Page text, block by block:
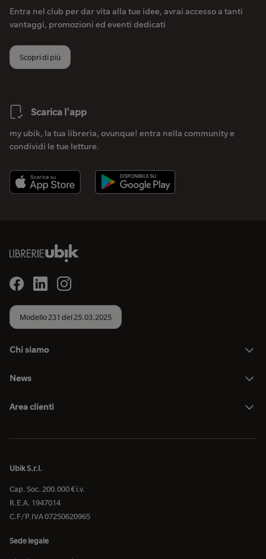
Entra nel club per dar vita alla tue idee, avrai accesso a tanti
vantaggi, promozioni ed eventi dedicati
Scopri di più
Scarica l'app
my ubik, la tua libreria, ovunque! entra nella community e
condividi le tue letture.
Modello 231 del 25.03.2025
Chi siamo
News
Area clienti
Ubik S.r.l.
Cap. Soc. 200.000 € i.v.
R.E.A. 1947014
C.F/P.IVA 07250620965
Sede legale